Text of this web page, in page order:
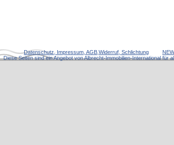
Datenschutz, Impressum, AGB,Widerruf, Schlichtung
Diese Seiten sind ein Angebot von Albrecht-Immobilien-International für